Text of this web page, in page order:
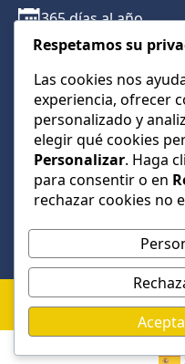
365 días al año
Traslados con
Atención por
CONTÁCTANOS
+34 622 01 23 74
+34 622 01 23 74
© 2026 Taxi Almería 9 –
Todos los derechos
reservados
Respetamos su
Las cookies nos
experiencia, ofrecer
personalizado y
elegir qué cookies
Personalizar. Haga
para consentir o en
rechazar cookies no